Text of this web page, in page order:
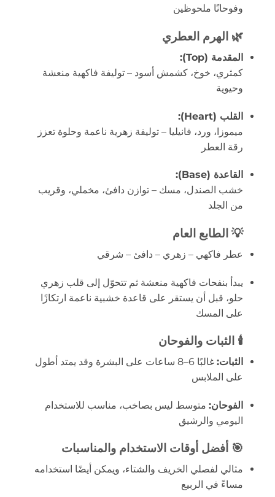
وفوحانًا ملحوظين
🌿 الهرم العطري
المقدمة (Top):
كمثري، خوخ، كشمش أسود – توليفة فاكهية منعشة
وحيوية
القلب (Heart):
ميموزا، ورد، فانيليا – توليفة زهرية ناعمة وحلوة تعزز
رقة العطر
القاعدة (Base):
خشب الصندل، مسك – توازن دافئ، مخملي، وقريب
من الجلد
💡 الطابع العام
عطر فاكهي – زهري – دافئ – شرقي
يبدأ بنفحات فاكهية منعشة ثم تتحوّل إلى قلب زهري
حلو، قبل أن يستقر على قاعدة خشبية ناعمة ارتكازًا
على المسك
🕯 الثبات والفوحان
الثبات:
غالبًا 6–8 ساعات على البشرة وقد يمتد أطول
على الملابس
الفوحان:متوسط ليس بصاخب، مناسب للاستخدام
اليومي والرشيق
🎯 أفضل أوقات الاستخدام والمناسبات
مثالي لفصلي الخريف والشتاء، ويمكن أيضًا استخدامه
مساءً في الربيع